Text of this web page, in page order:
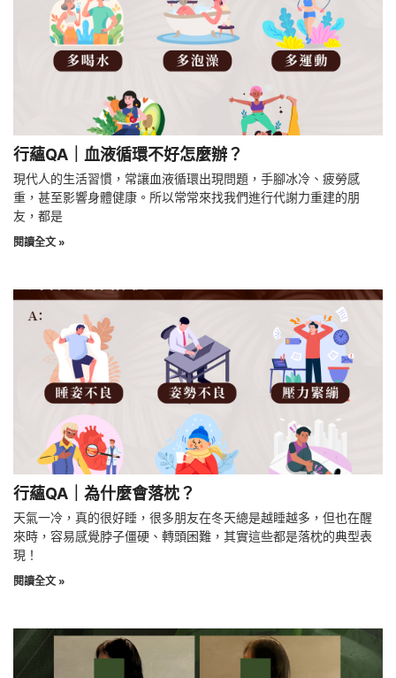
行蘊QA｜血液循環不好怎麼辦？
現代人的生活習慣，常讓血液循環出現問題，手腳冰冷、疲勞感
重，甚至影響身體健康。所以常常來找我們進行代謝力重建的朋
友，都是
閱讀全文 »
行蘊QA｜為什麼會落枕？
天氣一冷，真的很好睡，很多朋友在冬天總是越睡越多，但也在醒
來時，容易感覺脖子僵硬、轉頭困難，其實這些都是落枕的典型表
現！
閱讀全文 »